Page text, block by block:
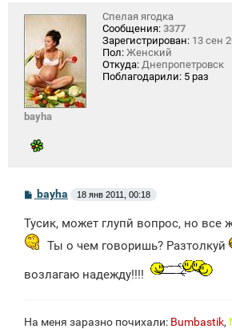
bayha
Спелая ягодка
Сообщения: 3377
Зарегистрирован: 13 сен
Пол: Женский
Откуда: Днепропетровск
Поблагодарили: 5 раз
С
б
щ
е
и
е
bayha 18 янв 2011, 00:18
Тусик, может глупй вопрос, но все
Ты о чем говоришь? Разтолкуй
возлагаю надежду!!!!
На меня заразно почихали: Bumbastik,